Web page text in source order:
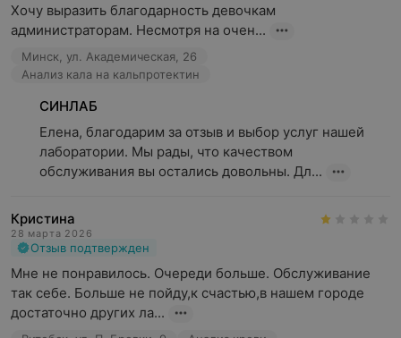
Хочу выразить благодарность девочкам
администраторам. Несмотря на очен...
Минск, ул. Академическая, 26
Анализ кала на кальпротектин
СИНЛАБ
Елена, благодарим за отзыв и выбор услуг нашей
лаборатории. Мы рады, что качеством
обслуживания вы остались довольны. Дл...
Кристина
28 марта 2026
Отзыв подтвержден
Мне не понравилось. Очереди больше. Обслуживание
так себе. Больше не пойду,к счастью,в нашем городе
достаточно других ла...